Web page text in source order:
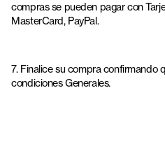
compras se pueden pagar con
MasterCard, PayPal.
7. Finalice su compra confirmando
condiciones Generales.